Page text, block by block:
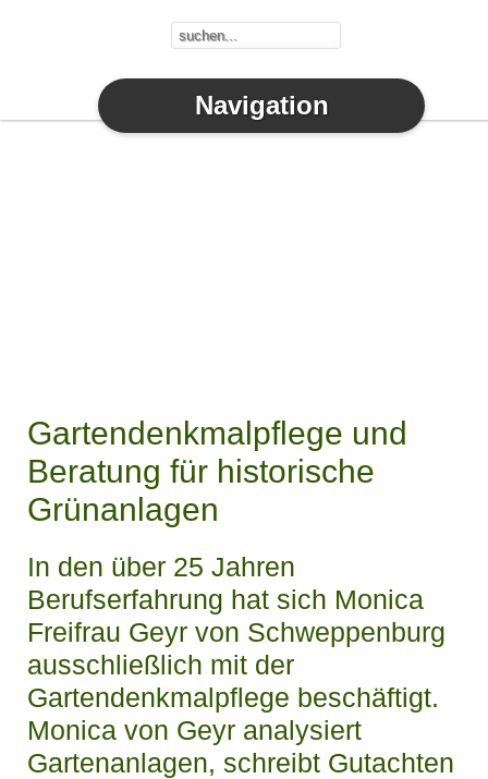
Navigation
Gartendenkmalpflege und
Beratung für historische
Grünanlagen
In den über 25 Jahren
Berufserfahrung hat sich Monica
Freifrau Geyr von Schweppenburg
ausschließlich mit der
Gartendenkmalpflege beschäftigt.
Monica von Geyr analysiert
Gartenanlagen, schreibt Gutachten